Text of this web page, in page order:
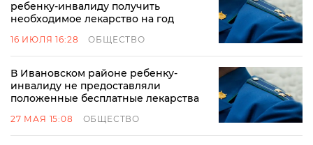
ребенку-инвалиду получить
необходимое лекарство на год
16 ИЮЛЯ 16:28 ОБЩЕСТВО
В Ивановском районе ребенку-
инвалиду не предоставляли
положенные бесплатные лекарства
27 МАЯ 15:08 ОБЩЕСТВО